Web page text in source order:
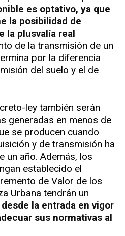
es optativo, ya que
la posibilidad de
la plusvalía real
de la transmisión de un
por la diferencia
del suelo y el de
ley también serán
generadas en menos de
se producen cuando
y de transmisión ha
un año. Además, los
establecido el
de Valor de los
Urbana tendrán un
la entrada en vigor
sus normativas al